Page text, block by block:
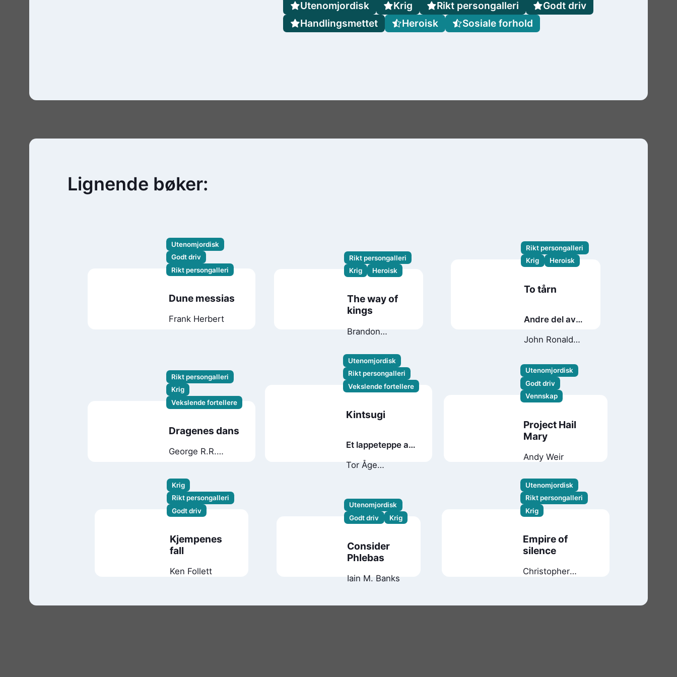
Utenomjordisk Krig Rikt persongalleri
Godt driv
Handlingsmettet
Heroisk Sosiale forhold
Lignende bøker:
Utenomjordisk
Godt driv
Rikt persongalleri
Dune messias
Frank Herbert
Rikt persongalleri
Krig
Heroisk
The way of
kings
Brandon
Rikt persongalleri
Krig
Heroisk
To tårn
Andre del av
herre
John Ronald
Rikt persongalleri
Krig
Vekslende fortellere
Dragenes dans
George R.R.
Utenomjordisk
Rikt persongalleri
Vekslende fortellere
Kintsugi
Et lappeteppe av
: roman
Tor Åge
Utenomjordisk
Godt driv
Vennskap
Project Hail
Mary
Andy Weir
Krig
Rikt persongalleri
Godt driv
Kjempenes
fall
Ken Follett
Utenomjordisk
Godt driv
Krig
Consider
Phlebas
Iain M. Banks
Utenomjordisk
Rikt persongalleri
Krig
Empire of
silence
Christopher